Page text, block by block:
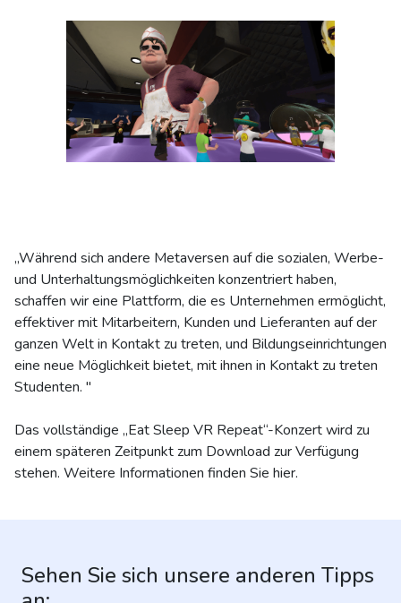
„Während sich andere Metaversen auf die sozialen, Werbe-
und Unterhaltungsmöglichkeiten konzentriert haben,
schaffen wir eine Plattform, die es Unternehmen ermöglicht,
effektiver mit Mitarbeitern, Kunden und Lieferanten auf der
ganzen Welt in Kontakt zu treten, und Bildungseinrichtungen
eine neue Möglichkeit bietet, mit ihnen in Kontakt zu treten
Studenten. "
Das vollständige „Eat Sleep VR Repeat“-Konzert wird zu
einem späteren Zeitpunkt zum Download zur Verfügung
stehen. Weitere Informationen finden Sie hier.
Sehen Sie sich unsere anderen Tipps